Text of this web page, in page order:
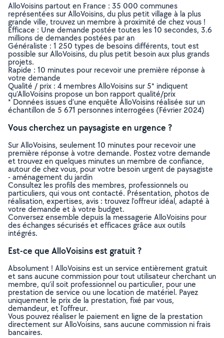
AlloVoisins partout en France : 35 000 communes
représentées sur AlloVoisins, du plus petit village à la plus
grande ville, trouvez un membre à proximité de chez vous !
Efficace : Une demande postée toutes les 10 secondes, 3.6
millions de demandes postées par an
Généraliste : 1 250 types de besoins différents, tout est
possible sur AlloVoisins, du plus petit besoin aux plus grands
projets.
Rapide : 10 minutes pour recevoir une première réponse à
votre demande
Qualité / prix : 4 membres AlloVoisins sur 5* indiquent
qu’AlloVoisins propose un bon rapport qualité/prix
* Données issues d’une enquête AlloVoisins réalisée sur un
échantillon de 5 671 personnes interrogées (Février 2024)
Vous cherchez un paysagiste en urgence ?
Sur AlloVoisins, seulement 10 minutes pour recevoir une
première réponse à votre demande. Postez votre demande
et trouvez en quelques minutes un membre de confiance,
autour de chez vous, pour votre besoin urgent de paysagiste
- aménagement du jardin
Consultez les profils des membres, professionnels ou
particuliers, qui vous ont contacté. Présentation, photos de
réalisation, expertises, avis : trouvez l'offreur idéal, adapté à
votre demande et à votre budget.
Conversez ensemble depuis la messagerie AlloVoisins pour
des échanges sécurisés et efficaces grâce aux outils
intégrés.
Est-ce que AlloVoisins est gratuit ?
Absolument ! AlloVoisins est un service entièrement gratuit
et sans aucune commission pour tout utilisateur cherchant un
membre, qu’il soit professionnel ou particulier, pour une
prestation de service ou une location de matériel. Payez
uniquement le prix de la prestation, fixé par vous,
demandeur, et l’offreur.
Vous pouvez réaliser le paiement en ligne de la prestation
directement sur AlloVoisins, sans aucune commission ni frais
bancaires.